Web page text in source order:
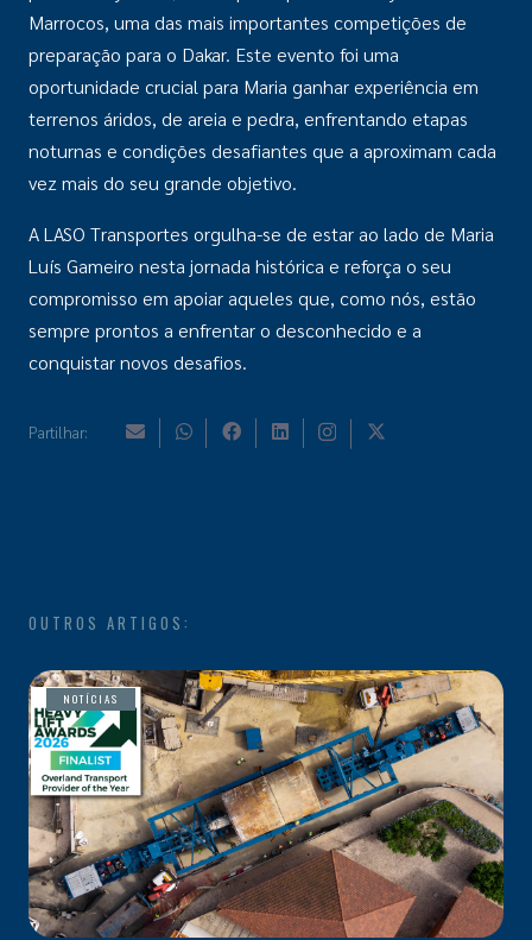
Marrocos, uma das mais importantes competições de
preparação para o Dakar. Este evento foi uma
oportunidade crucial para Maria ganhar experiência em
terrenos áridos, de areia e pedra, enfrentando etapas
noturnas e condições desafiantes que a aproximam cada
vez mais do seu grande objetivo.
A LASO Transportes orgulha-se de estar ao lado de Maria
Luís Gameiro nesta jornada histórica e reforça o seu
compromisso em apoiar aqueles que, como nós, estão
sempre prontos a enfrentar o desconhecido e a
conquistar novos desafios.
Partilhar:
OUTROS ARTIGOS:
NOTÍCIAS